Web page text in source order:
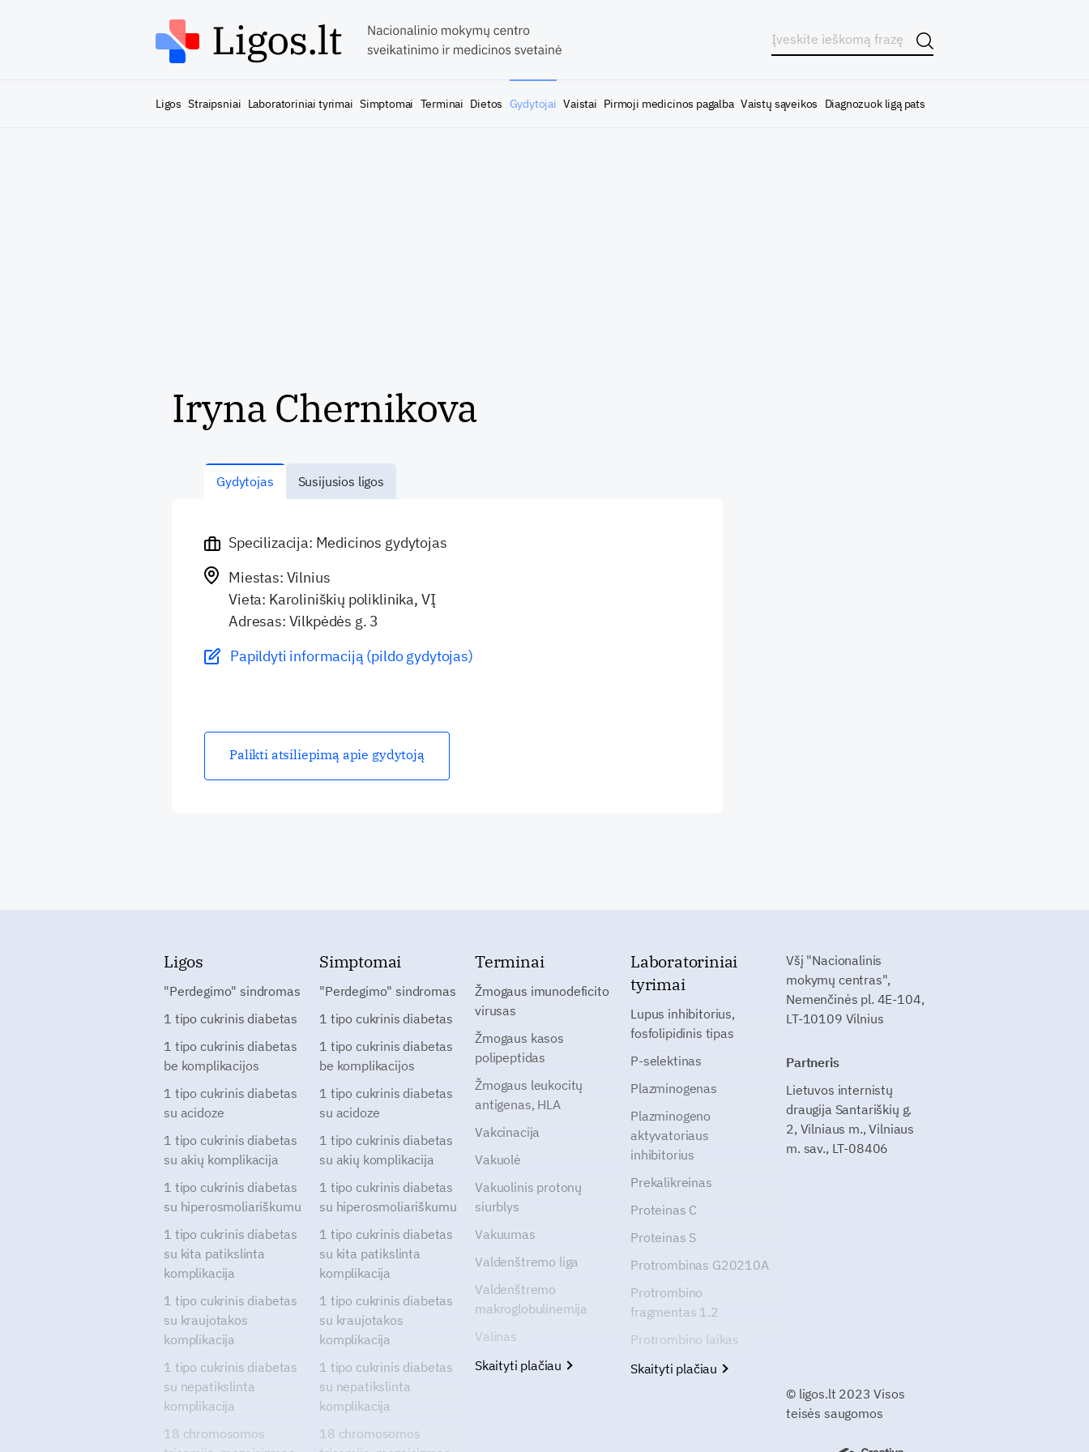
Ligos Straipsniai Laboratoriniai tyrimai Simptomai Terminai Dietos Gydytojai Vaistai Pirmoji medicinos pagalba Vaistų sąveikos Diagnozuok ligą pats
Iryna Chernikova
Gydytojas Susijusios ligos
Specilizacija: Medicinos gydytojas
Miestas: Vilnius
Vieta: Karoliniškių poliklinika, VĮ
Adresas: Vilkpėdės g. 3
Papildyti informaciją (pildo gydytojas)
Palikti atsiliepimą apie gydytoją
Ligos
"Perdegimo" sindromas
1 tipo cukrinis diabetas
1 tipo cukrinis diabetas
be komplikacijos
1 tipo cukrinis diabetas
su acidoze
1 tipo cukrinis diabetas
su akių komplikacija
1 tipo cukrinis diabetas
su hiperosmoliariškumu
1 tipo cukrinis diabetas
su kita patikslinta
komplikacija
1 tipo cukrinis diabetas
su kraujotakos
komplikacija
1 tipo cukrinis diabetas
su nepatikslinta
komplikacija
18 chromosomos
Simptomai
"Perdegimo" sindromas
1 tipo cukrinis diabetas
1 tipo cukrinis diabetas
be komplikacijos
1 tipo cukrinis diabetas
su acidoze
1 tipo cukrinis diabetas
su akių komplikacija
1 tipo cukrinis diabetas
su hiperosmoliariškumu
1 tipo cukrinis diabetas
su kita patikslinta
komplikacija
1 tipo cukrinis diabetas
su kraujotakos
komplikacija
1 tipo cukrinis diabetas
su nepatikslinta
komplikacija
18 chromosomos
Terminai
Žmogaus imunodeficito
virusas
Žmogaus kasos
polipeptidas
Žmogaus leukocitų
antigenas, HLA
Vakcinacija
Vakuolė
Vakuolinis protonų
siurblys
Vakuumas
Valdenštremo liga
Valdenštremo
makroglobulinemija
Valinas
Skaityti plačiau
Laboratoriniai
tyrimai
Lupus inhibitorius,
fosfolipidinis tipas
P-selektinas
Plazminogenas
Plazminogeno
aktyvatoriaus
inhibitorius
Prekalikreinas
Proteinas C
Proteinas S
Protrombinas G20210A
Protrombino
fragmentas 1.2
Protrombino laikas
Skaityti plačiau
Všį "Nacionalinis
mokymų centras",
Nemenčinės pl. 4E-104,
LT-10109 Vilnius
Partneris
Lietuvos internistų
draugija Santariškių g.
2, Vilniaus m., Vilniaus
m. sav., LT-08406
© ligos.lt 2023 Visos
teisės saugomos